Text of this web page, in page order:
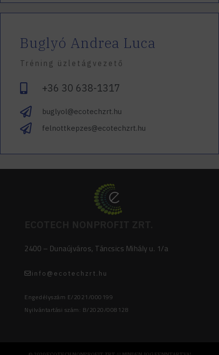
Buglyó Andrea Luca
Tréning üzletágvezető
+36 30 638-1317
buglyol@ecotechzrt.hu
felnottkepzes@ecotechzrt.hu
2400 – Dunaújváros, Táncsics Mihály u. 1/a
info@ecotechzrt.hu
Engedélyszám E/2021/000199
Nyilvántartási szám: B/2020/008128